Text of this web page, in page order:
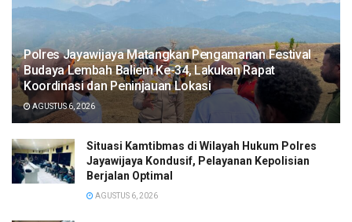
Polres Jayawijaya Matangkan Pengamanan Festival
Budaya Lembah Baliem Ke-34, Lakukan Rapat
Koordinasi dan Peninjauan Lokasi
AGUSTUS 6, 2026
Situasi Kamtibmas di Wilayah Hukum Polres
Jayawijaya Kondusif, Pelayanan Kepolisian
Berjalan Optimal
AGUSTUS 6, 2026